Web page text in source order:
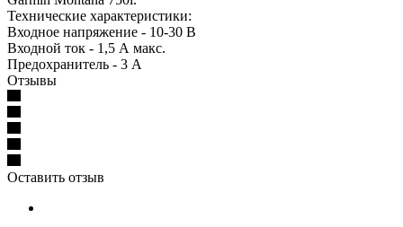
Технические характеристики:
Входное напряжение - 10-30 В
Входной ток - 1,5 А макс.
Предохранитель - 3 А
Отзывы
Оставить отзыв